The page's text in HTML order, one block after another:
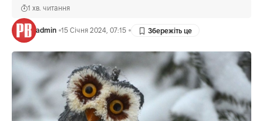
admin 15 Січня 2024, 07:15
1 хв. читання